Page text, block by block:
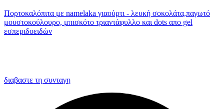
Πορτοκαλόπιτα με namelaka γιαούρτι - λευκή σοκολάτα,παγωτό
μουστοκούλουρο, μπισκότο τριαντάφυλλο και dots απο gel
εσπεριδοειδών
διαβαστε τη συνταγη